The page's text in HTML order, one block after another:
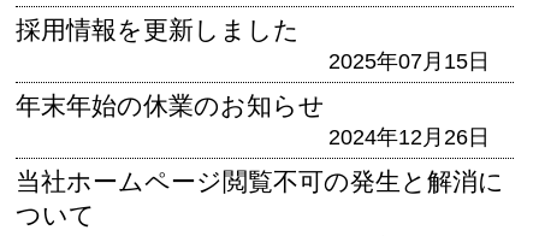
採用情報を更新しました
2025年07月15日
年末年始の休業のお知らせ
2024年12月26日
当社ホームページ閲覧不可の発生と解消に
ついて